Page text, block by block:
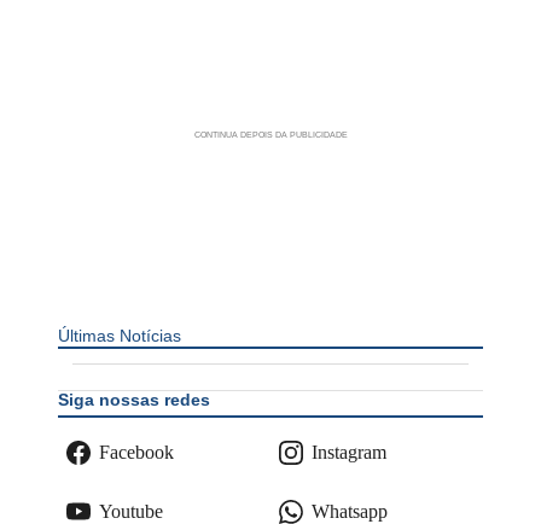
Últimas Notícias
Siga nossas redes
Facebook Instagram
Youtube Whatsapp